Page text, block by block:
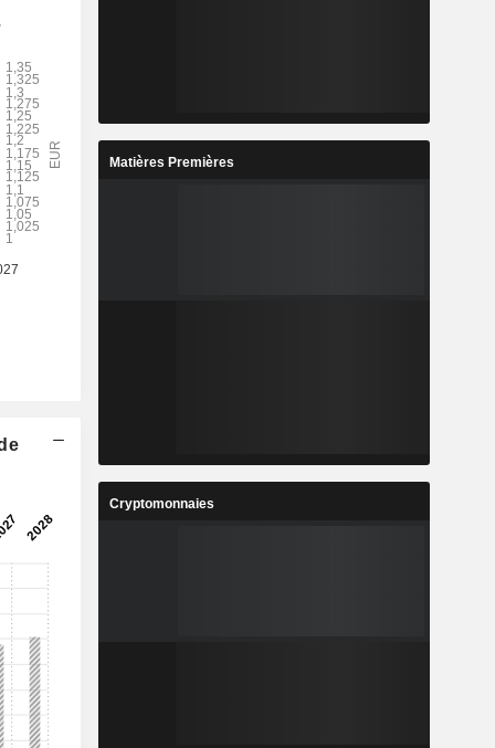
Matières Premières
Cryptomonnaies